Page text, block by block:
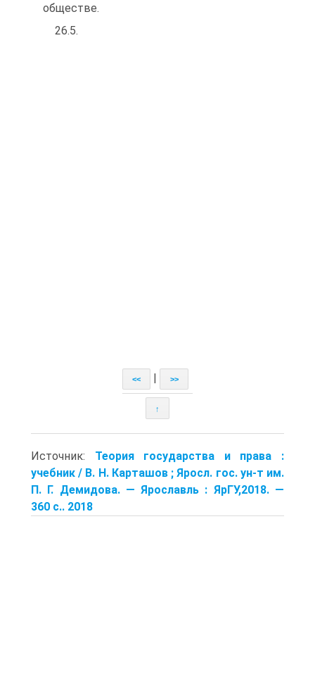
обществе.
26.5.
<< >>
↑
Источник: Теория государства и права :
учебник / В. Н. Карташов ; Яросл. гос. ун-т им.
П. Г. Демидова. — Ярославль : ЯрГУ,2018. —
360 с.. 2018